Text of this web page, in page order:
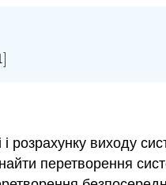
]
і розрахунку виходу
перетворення